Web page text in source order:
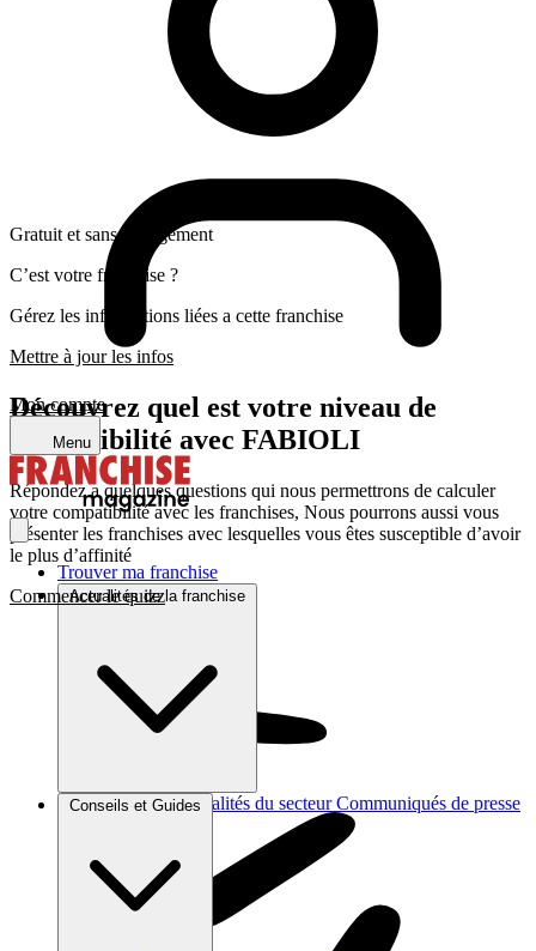
Mon compte
Menu
Trouver ma franchise
Actualités de la franchise
Brèves et actus Actualités du secteur Communiqués de presse
Conseils et Guides
Gratuit et sans engagement
C’est votre franchise ?
Gérez les informations liées a cette franchise
Mettre à jour les infos
Découvrez quel est votre niveau de
compatibilité avec FABIOLI
Répondez a quelques questions qui nous permettrons de calculer
votre compatibilité avec les franchises, Nous pourrons aussi vous
présenter les franchises avec lesquelles vous êtes susceptible d’avoir
le plus d’affinité
Commencer le quizz